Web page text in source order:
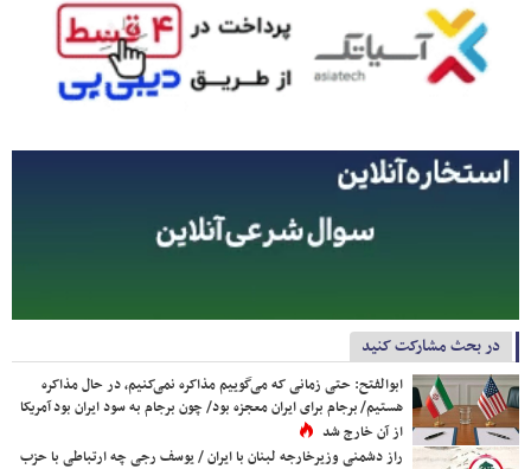
در بحث مشارکت کنید
ابوالفتح: حتی زمانی که می‌گوییم مذاکره نمی‌کنیم، در حال مذاکره
هستیم/ برجام برای ایران معجزه بود/ چون برجام به سود ایران بود آمریکا
از آن خارج شد
راز دشمنی وزیرخارجه لبنان با ایران / یوسف رجی چه ارتباطی با حزب